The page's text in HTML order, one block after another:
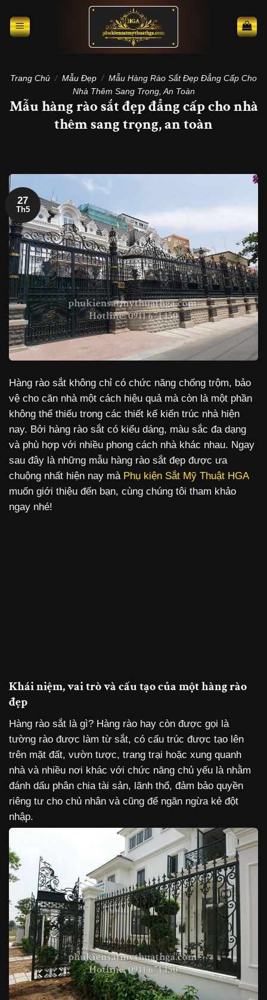
content
Trang Chủ / Mẫu Đẹp / Mẫu Hàng Rào Sắt Đẹp Đẳng Cấp Cho
Nhà Thêm Sang Trọng, An Toàn
Mẫu hàng rào sắt đẹp đẳng cấp cho nhà
thêm sang trọng, an toàn
27
Th5
Hàng rào sắt không chỉ có chức năng chống trộm, bảo
vệ cho căn nhà một cách hiệu quả mà còn là một phần
không thể thiếu trong các thiết kế kiến trúc nhà hiện
nay. Bởi hàng rào sắt có kiểu dáng, màu sắc đa dạng
và phù hợp với nhiều phong cách nhà khác nhau. Ngay
sau đây là những mẫu hàng rào sắt đẹp được ưa
chuộng nhất hiện nay mà Phụ kiện Sắt Mỹ Thuật HGA
muốn giới thiệu đến bạn, cùng chúng tôi tham khảo
ngay nhé!
Khái niệm, vai trò và cấu tạo của một hàng rào
đẹp
Hàng rào sắt là gì? Hàng rào hay còn được gọi là
tường rào được làm từ sắt, có cấu trúc được tạo lên
trên mặt đất, vườn tược, trang trại hoặc xung quanh
nhà và nhiều nơi khác với chức năng chủ yếu là nhằm
đánh dấu phân chia tài sản, lãnh thổ, đảm bảo quyền
riêng tư cho chủ nhân và cũng để ngăn ngừa kẻ đột
nhập.